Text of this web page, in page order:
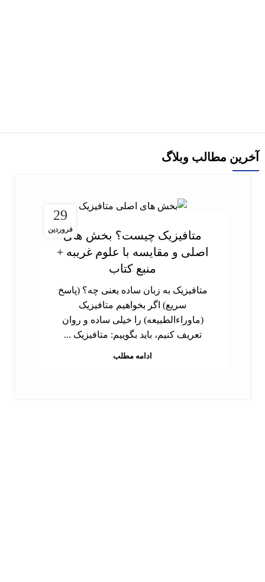
آخرین مطالب وبلاگ
29
فروردینمتافیزیک چیست؟ بخش های
اصلی و مقایسه با علوم غریبه +
منبع کتاب
متافیزیک به زبان ساده یعنی چه؟ (پاسخ
سریع) اگر بخواهیم متافیزیک
(ماوراءالطبیعه) را خیلی ساده و روان
تعریف کنیم، باید بگوییم: متافیزیک ...
ادامه مطلب